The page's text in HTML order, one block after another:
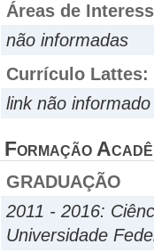
Áreas de
não informadas
Currículo Lattes:
link não informado
Formação
GRADUAÇÃO
2011 - 2016:
Universidade